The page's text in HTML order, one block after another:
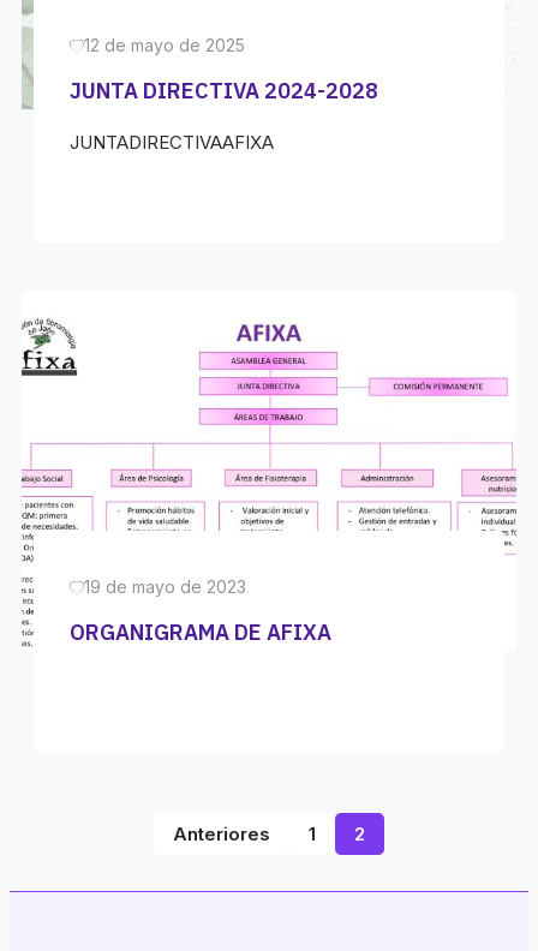
12 de mayo de 2025
JUNTA DIRECTIVA 2024-2028
JUNTADIRECTIVAAFIXA
19 de mayo de 2023
ORGANIGRAMA DE AFIXA
Anteriores 1 2